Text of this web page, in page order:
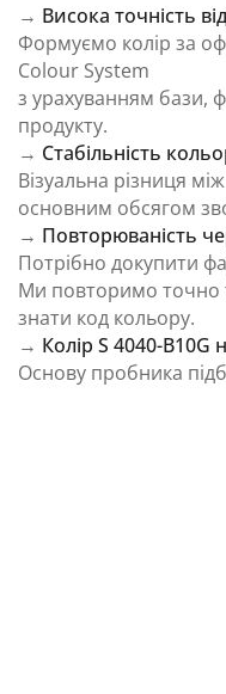
→ Висока точність
Формуємо колір за
Colour System
з урахуванням бази,
продукту.
→ Стабільність
Візуальна різниця
основним обсягом
→ Повторюваність
Потрібно докупити
Ми повторимо точно
знати код кольору.
→ Колір S 4040-
Основу пробника